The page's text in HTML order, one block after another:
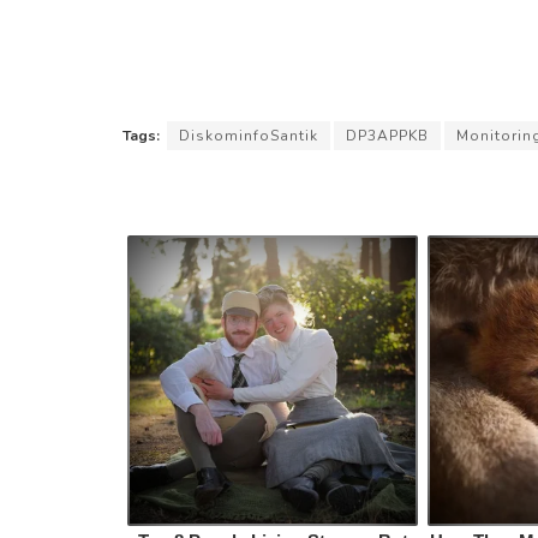
Tags: DiskominfoSantik DP3APPKB